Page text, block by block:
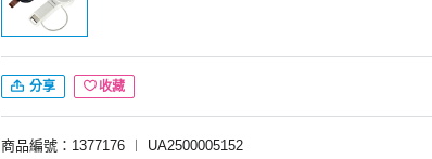
分享 收藏
商品編號：1377176 ︱
UA2500005152